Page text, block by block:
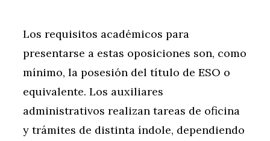
Los requisitos académicos para
presentarse a estas oposiciones son, como
mínimo, la posesión del título de ESO o
equivalente. Los auxiliares
administrativos realizan tareas de oficina
y trámites de distinta índole, dependiendo